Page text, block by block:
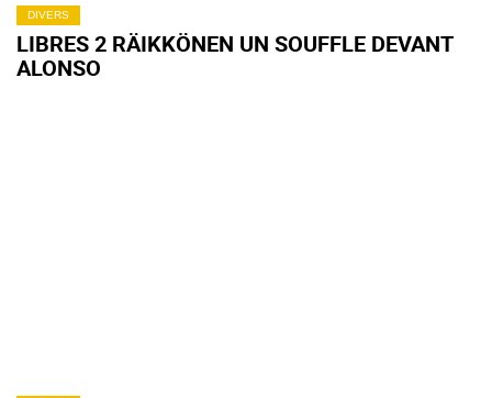
DIVERS
LIBRES 2 RÄIKKÖNEN UN SOUFFLE DEVANT
ALONSO